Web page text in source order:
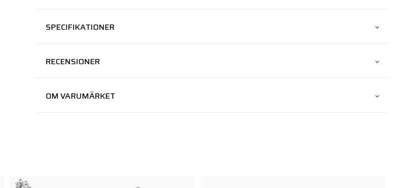
SPECIFIKATIONER
RECENSIONER
OM VARUMÄRKET